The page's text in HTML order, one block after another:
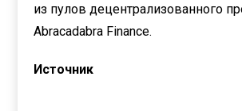
из пулов децентрализованного
Abracadabra Finance.
Источник